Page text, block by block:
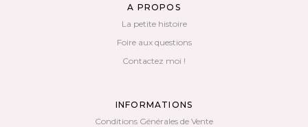
A PROPOS
La petite histoire
Foire aux questions
Contactez moi !
INFORMATIONS
Conditions Générales de Vente